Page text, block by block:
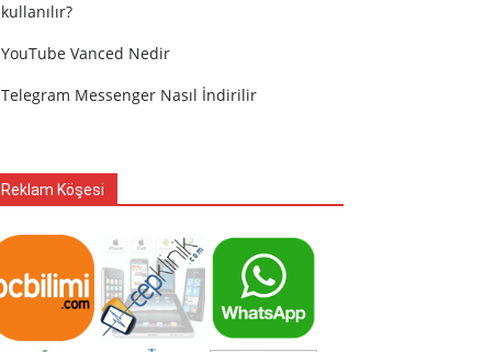
kullanılır?
YouTube Vanced Nedir
Telegram Messenger Nasıl İndirilir
Reklam Köşesi